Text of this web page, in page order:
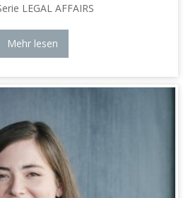
LEGAL AFFAIRS
Mehr lesen